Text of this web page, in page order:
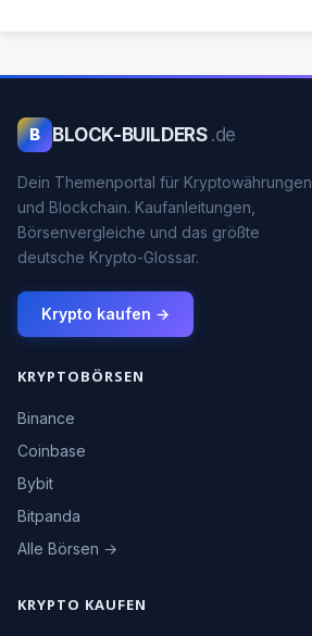
B BLOCK-BUILDERS .de
Dein Themenportal für Kryptowährungen
und Blockchain. Kaufanleitungen,
Börsenvergleiche und das größte
deutsche Krypto-Glossar.
Krypto kaufen →
KRYPTOBÖRSEN
Binance
Coinbase
Bybit
Bitpanda
Alle Börsen →
KRYPTO KAUFEN